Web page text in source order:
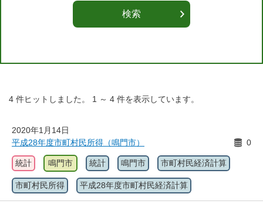
4 件ヒットしました。 1 ～ 4 件を表示しています。
2020年1月14日
平成28年度市町村民所得（鳴門市）
0
統計 鳴門市 統計 鳴門市 市町村民経済計算
市町村民所得 平成28年度市町村民経済計算